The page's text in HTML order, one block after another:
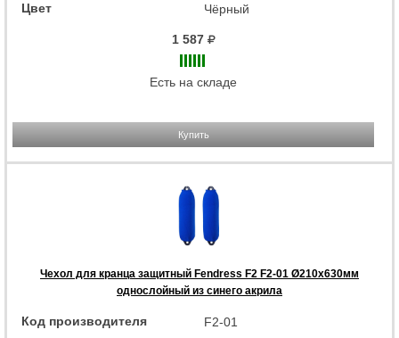
Цвет
Чёрный
1 587
Есть на складе
Купить
Чехол для кранца защитный Fendress F2 F2-01 Ø210х630мм
однослойный из синего акрила
Код производителя
F2-01